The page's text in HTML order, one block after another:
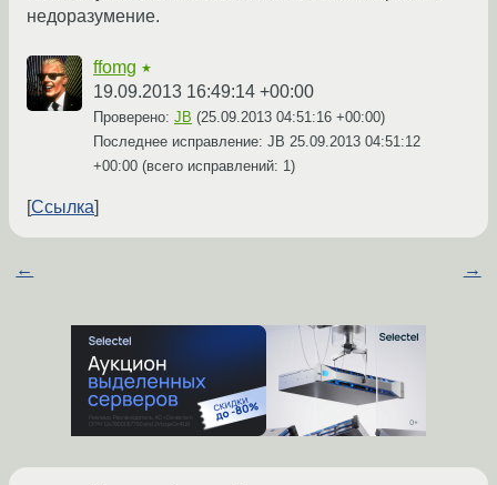
недоразумение.
ffomg ★
19.09.2013 16:49:14 +00:00
Проверено: JB (25.09.2013 04:51:16 +00:00)
Последнее исправление: JB 25.09.2013 04:51:12
+00:00 (всего исправлений: 1)
Ссылка
← →